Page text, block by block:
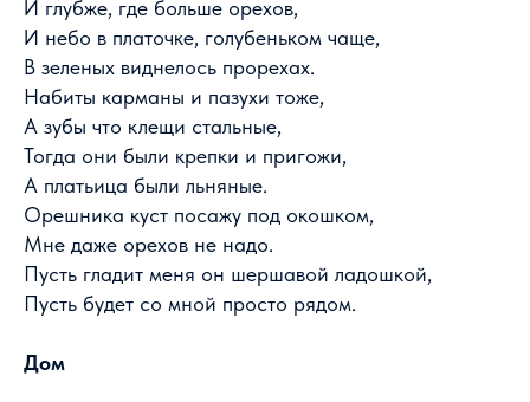
И глубже, где больше орехов,
И небо в платочке, голубеньком чаще,
В зеленых виднелось прорехах.
Набиты карманы и пазухи тоже,
А зубы что клещи стальные,
Тогда они были крепки и пригожи,
А платьица были льняные.
Орешника куст посажу под окошком,
Мне даже орехов не надо.
Пусть гладит меня он шершавой ладошкой,
Пусть будет со мной просто рядом.
Дом